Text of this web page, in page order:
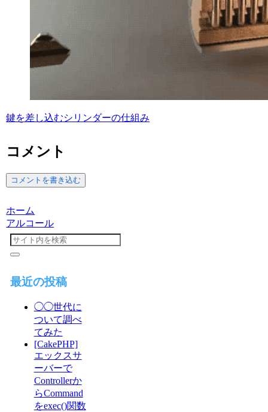
鍵を差し込むシリンダーの仕組み
コメント
コメントを書き込む
ホーム
アルコール
最近の投稿
◯◯世代に
ついて調べ
てみた
[CakePHP]
エックスサ
ーバーで
Controllerか
らCommand
をexec()関数